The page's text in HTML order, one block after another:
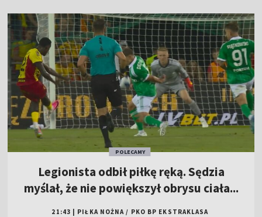
POLECAMY
Legionista odbił piłkę ręką. Sędzia
myślał, że nie powiększył obrysu ciała...
21:43 PIŁKA NOŻNA / PKO BP EKSTRAKLASA